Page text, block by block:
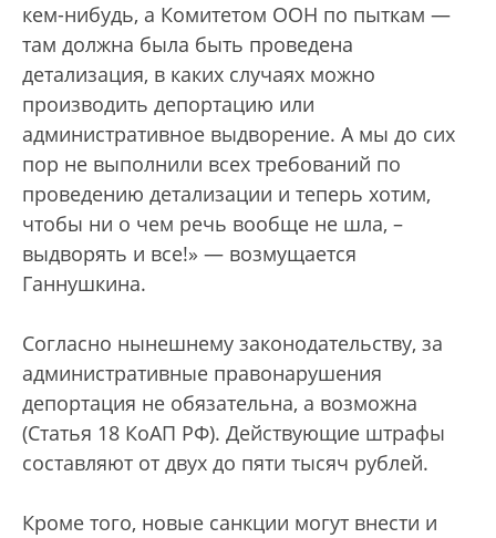
кем-нибудь, а Комитетом ООН по пыткам —
там должна была быть проведена
детализация, в каких случаях можно
производить депортацию или
административное выдворение. А мы до сих
пор не выполнили всех требований по
проведению детализации и теперь хотим,
чтобы ни о чем речь вообще не шла, –
выдворять и все!» — возмущается
Ганнушкина.
Согласно нынешнему законодательству, за
административные правонарушения
депортация не обязательна, а возможна
(Статья 18 КоАП РФ). Действующие штрафы
составляют от двух до пяти тысяч рублей.
Кроме того, новые санкции могут внести и